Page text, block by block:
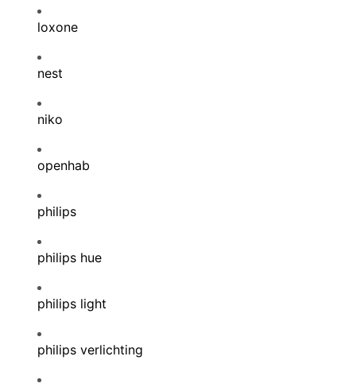
loxone
nest
niko
openhab
philips
philips hue
philips light
philips verlichting